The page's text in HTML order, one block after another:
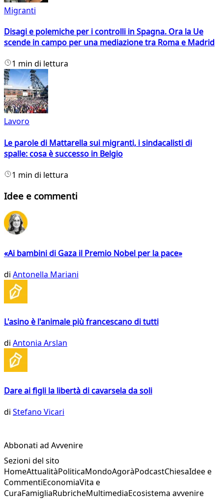
Migranti
Disagi e polemiche per i controlli in Spagna. Ora la Ue
scende in campo per una mediazione tra Roma e Madrid
1 min di lettura
Lavoro
Le parole di Mattarella sui migranti, i sindacalisti di
spalle: cosa è successo in Belgio
1 min di lettura
Idee e commenti
«Ai bambini di Gaza il Premio Nobel per la pace»
di Antonella Mariani
L'asino è l'animale più francescano di tutti
di Antonia Arslan
Dare ai figli la libertà di cavarsela da soli
di Stefano Vicari
Abbonati ad Avvenire
Sezioni del sito
HomeAttualitàPoliticaMondoAgoràPodcastChiesaIdee e
CommentiEconomiaVita e
CuraFamigliaRubricheMultimediaEcosistema avvenire